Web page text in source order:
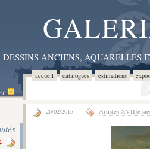
DESSINS ANCIENS,
accueil catalogues estimations
26/02/2015 Artistes XVIIIe